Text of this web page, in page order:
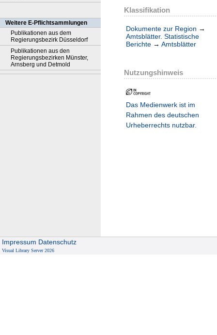
Weitere E-Pflichtsammlungen
Publikationen aus dem
Regierungsbezirk Düsseldorf
Publikationen aus den
Regierungsbezirken Münster,
Arnsberg und Detmold
Klassifikation
Dokumente zur Region →
Amtsblätter. Statistische
Berichte → Amtsblätter
Nutzungshinweis
Das Medienwerk ist im
Rahmen des deutschen
Urheberrechts nutzbar.
Impressum Datenschutz
Visual Library Server 2026